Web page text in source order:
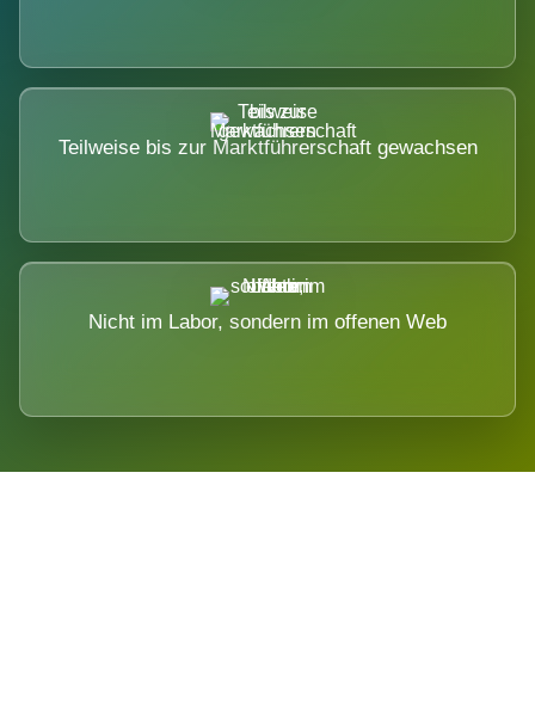
Teilweise bis zur Marktführerschaft gewachsen
Nicht im Labor, sondern im offenen Web